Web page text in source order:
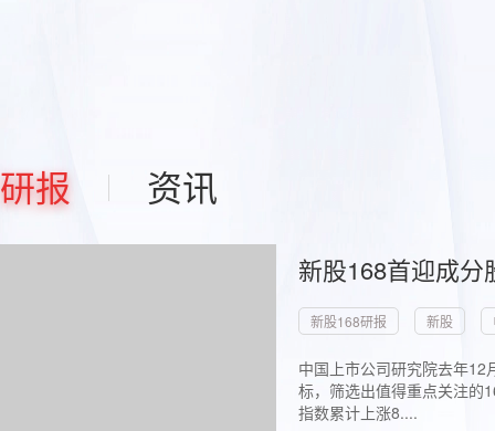
研报 资讯
新股168首迎成
新股168研报 新股
中国上市公司研究院去年
标，筛选出值得重点关注的
指数累计上涨8....